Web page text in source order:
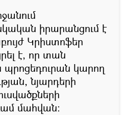
իրարանցում է
Կրիստոֆեր
է, որ տան
պրոցեդուրան կարող
նյարդերի
մահվան։